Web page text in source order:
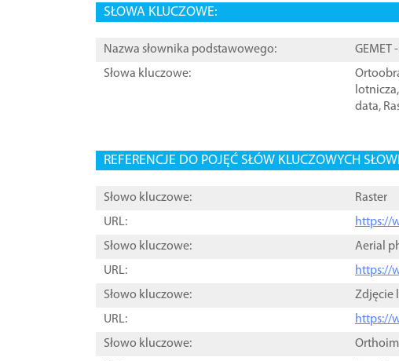
SŁOWA KLUCZOWE:
Nazwa słownika podstawowego:
GEMET
Słowa kluczowe:
lotnicza,
data,
REFERENCJE DO POJĘĆ SŁÓW KLUCZOWYCH
Słowo kluczowe:
Raster
URL:
https://
Słowo kluczowe:
Aerial
URL:
https://
Słowo kluczowe:
Zdjęcie
URL:
https://
Słowo kluczowe: